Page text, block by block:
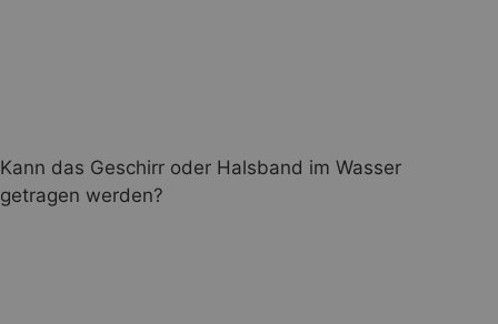
Kann das Geschirr oder Halsband im Wasser
getragen werden?